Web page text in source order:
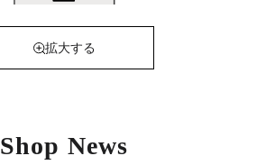
拡大する
Shop News